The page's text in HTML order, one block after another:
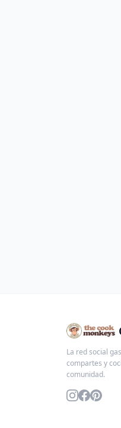
La red social
compartes y
comunidad.